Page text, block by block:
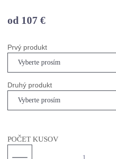
od 107 €
Prvý produkt
Vyberte prosím
Druhý produkt
Vyberte prosím
POČET KUSOV